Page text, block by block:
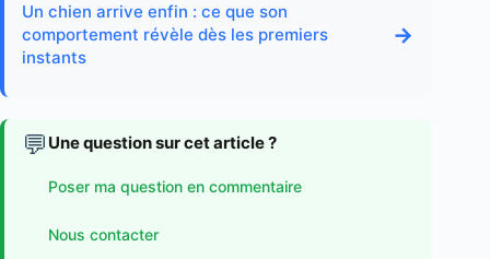
Un chien arrive enfin : ce que son
comportement révèle dès les premiers
instants
→
💬 Une question sur cet article ?
Poser ma question en commentaire
Nous contacter